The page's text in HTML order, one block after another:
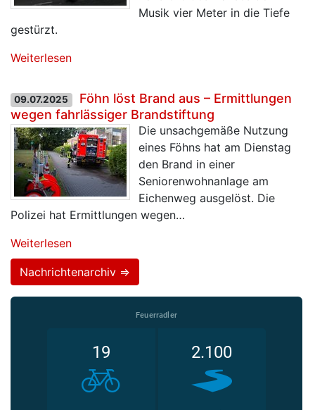
Musik vier Meter in die Tiefe
gestürzt.
Weiterlesen
09.07.2025
Föhn löst Brand aus – Ermittlungen
wegen fahrlässiger Brandstiftung
Die unsachgemäße Nutzung
eines Föhns hat am Dienstag
den Brand in einer
Seniorenwohnanlage am
Eichenweg ausgelöst. Die
Polizei hat Ermittlungen wegen…
Weiterlesen
Nachrichtenarchiv =>